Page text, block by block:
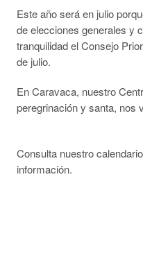
Este año será en julio
de elecciones generales y
tranquilidad el Consejo
de julio.
En Caravaca, nuestro
peregrinación y santa, nos
Consulta nuestro
información.